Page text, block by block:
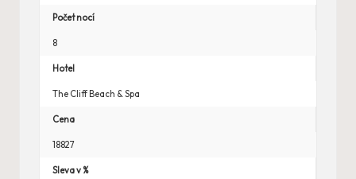
Počet nocí
8
Hotel
The Cliff Beach & Spa
Cena
18827
Sleva v %